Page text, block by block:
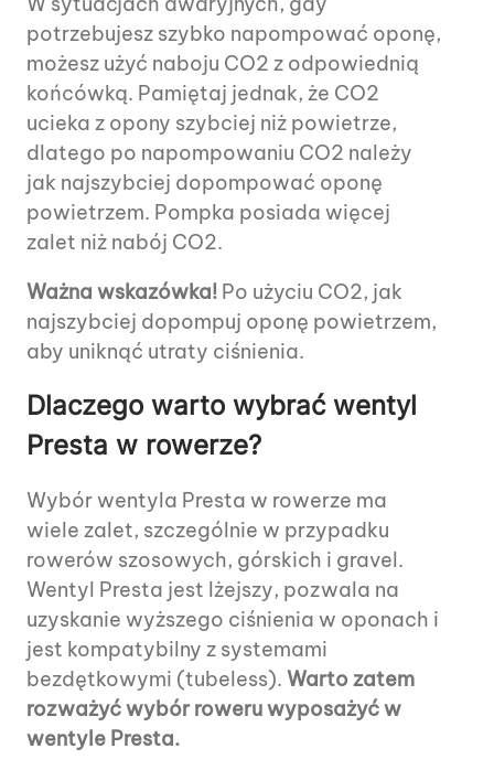
potrzebujesz szybko napompować oponę,
możesz użyć naboju CO2 z odpowiednią
końcówką. Pamiętaj jednak, że CO2
ucieka z opony szybciej niż powietrze,
dlatego po napompowaniu CO2 należy
jak najszybciej dopompować oponę
powietrzem. Pompka posiada więcej
zalet niż nabój CO2.
Ważna wskazówka! Po użyciu CO2, jak
najszybciej dopompuj oponę powietrzem,
aby uniknąć utraty ciśnienia.
Dlaczego warto wybrać wentyl
Presta w rowerze?
Wybór wentyla Presta w rowerze ma
wiele zalet, szczególnie w przypadku
rowerów szosowych, górskich i gravel.
Wentyl Presta jest lżejszy, pozwala na
uzyskanie wyższego ciśnienia w oponach i
jest kompatybilny z systemami
bezdętkowymi (tubeless). Warto zatem
rozważyć wybór roweru wyposażyć w
wentyle Presta.